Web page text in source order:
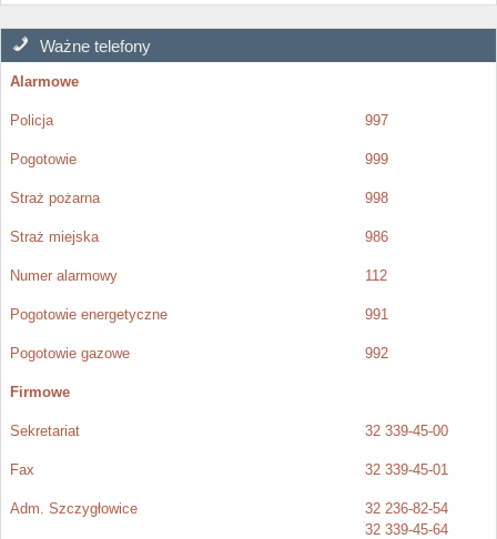
Ważne telefony
Alarmowe
Policja 997
Pogotowie 999
Straż pożarna 998
Straż miejska 986
Numer alarmowy 112
Pogotowie energetyczne 991
Pogotowie gazowe 992
Firmowe
Sekretariat 32 339-45-00
Fax 32 339-45-01
Adm. Szczygłowice
32 236-82-54
32 339-45-64